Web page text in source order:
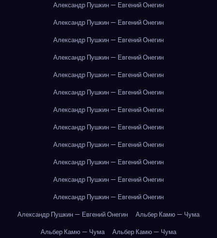
Александр Пушкин — Евгений Онегин
Александр Пушкин — Евгений Онегин
Александр Пушкин — Евгений Онегин
Александр Пушкин — Евгений Онегин
Александр Пушкин — Евгений Онегин
Александр Пушкин — Евгений Онегин
Александр Пушкин — Евгений Онегин
Александр Пушкин — Евгений Онегин
Александр Пушкин — Евгений Онегин
Александр Пушкин — Евгений Онегин
Александр Пушкин — Евгений Онегин
Александр Пушкин — Евгений Онегин
Александр Пушкин — Евгений Онегин
Альбер Камю — Чума
Альбер Камю — Чума
Альбер Камю — Чума